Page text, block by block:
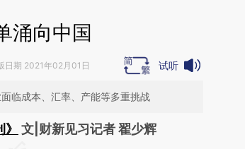
涌向中国
日期 2021年02月01日 试听
临成本、汇率、产能等多重挑战
文|财新见习记者 翟少辉